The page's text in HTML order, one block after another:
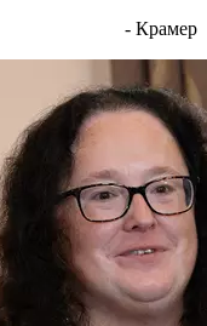
- Крамер